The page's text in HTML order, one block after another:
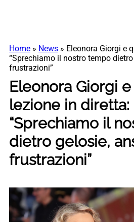
Home » News » Eleonora Giorgi e
“Sprechiamo il nostro tempo
frustrazioni”
Eleonora Giorgi
lezione in diretta:
“Sprechiamo il
dietro gelosie,
frustrazioni”